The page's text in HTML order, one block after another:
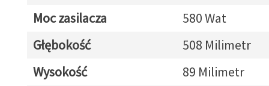
Moc zasilacza
580 Wat
Głębokość
508 Milimetr
Wysokość
89 Milimetr